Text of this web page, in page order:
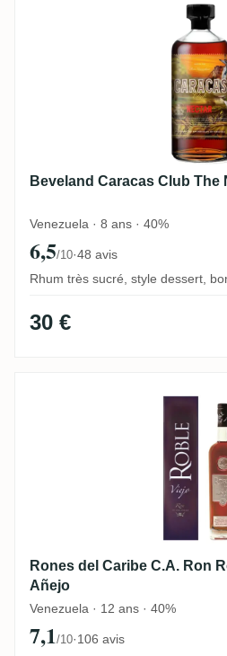
Beveland Caracas
Beveland Caracas Club The
Venezuela · 8 ans · 40%
6,5/10·48 avis
Rhum très sucré, style dessert,
30 €
Rones del Caribe
Rones del Caribe C.A. Ron
Añejo
Venezuela · 12 ans · 40%
7,1/10·106 avis